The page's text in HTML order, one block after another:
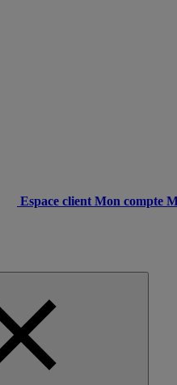
Espace client Mon compte